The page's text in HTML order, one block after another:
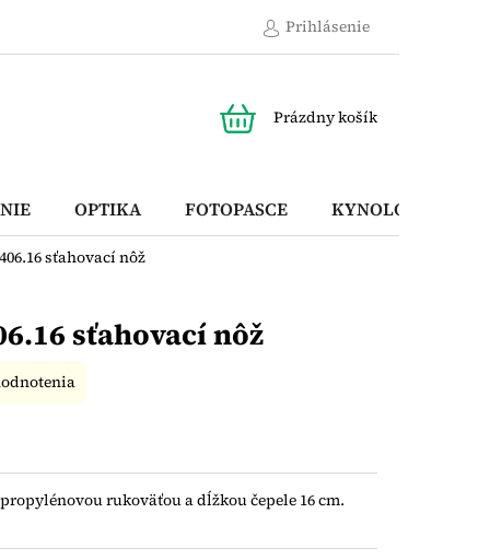
Prihlásenie
KOŠÍK
Prázdny košík
OPTIKA FOTOPASCE KYNOLOGICKÉ
sťahovací nôž
sťahovací nôž
rukoväťou a dĺžkou čepele 16 cm.